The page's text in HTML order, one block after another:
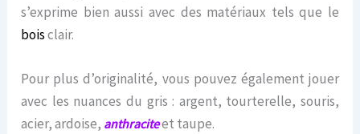
s’exprime bien aussi avec des matériaux tels que le
boisclair.
Pour plus d’originalité, vous pouvez également jouer
avec les nuances du gris : argent, tourterelle, souris,
acier, ardoise, anthraciteet taupe.